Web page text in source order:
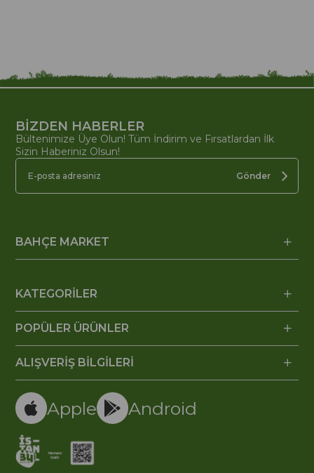
BİZDEN HABERLER
Bültenimize Üye Olun! Tüm İndirim ve Fırsatlardan İlk
Sizin Haberiniz Olsun!
Gönder
BAHÇE MARKET
KATEGORİLER
POPÜLER ÜRÜNLER
ALIŞVERİŞ BİLGİLERİ
Apple Android